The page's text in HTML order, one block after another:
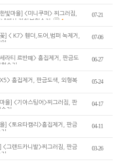
빛마을] <미니쿠퍼> 찌그러짐,
에서 자차보험수리
1
07-21
] < K7> 휀더,도어,범퍼 녹제거,
07-06
라티 르반뗴> 흠집제거, 판금도
수리
06-27
흠집제거, 판금도색, 외형복
05-24
을] <기아스팅어>찌그러짐, 판
리
04-17
] <토요타캠리>흠집제거, 판금
04-11
<그랜드카니발>찌그러짐, 판금
03-26